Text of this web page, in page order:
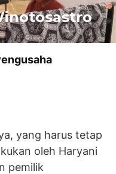
yang harus tetap
oleh Haryani
pemilik